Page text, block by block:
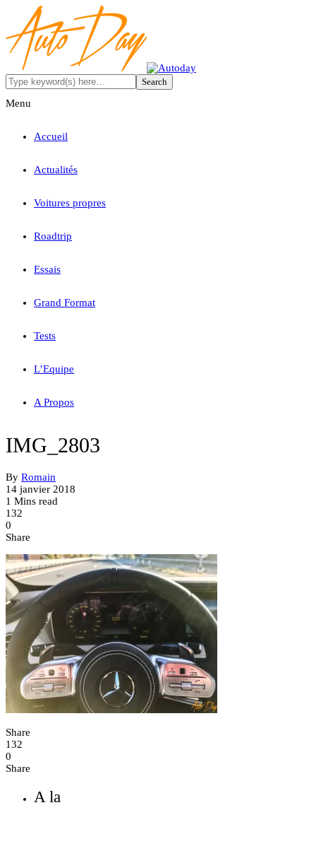
Menu
Accueil
Actualités
Voitures propres
Roadtrip
Essais
Grand Format
Tests
L’Equipe
A Propos
IMG_2803
By Romain
14 janvier 2018
1 Mins read
132
0
Share
Share
132
0
Share
A la